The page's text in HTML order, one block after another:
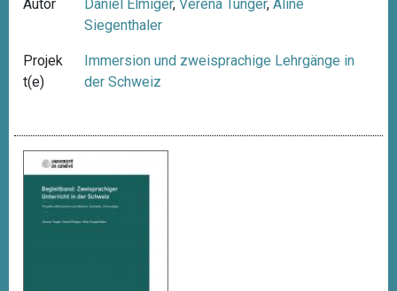
Autor Daniel Elmiger, Verena Tunger,Aline
Siegenthaler
Projek
t(e)
Immersion und zweisprachige Lehrgänge in
der Schweiz